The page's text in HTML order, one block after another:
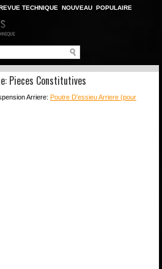
TECHNIQUE NOUVEAU POPULAIRE
Pieces Constitutives
Arriere: Poutre D'essieu Arriere (pour